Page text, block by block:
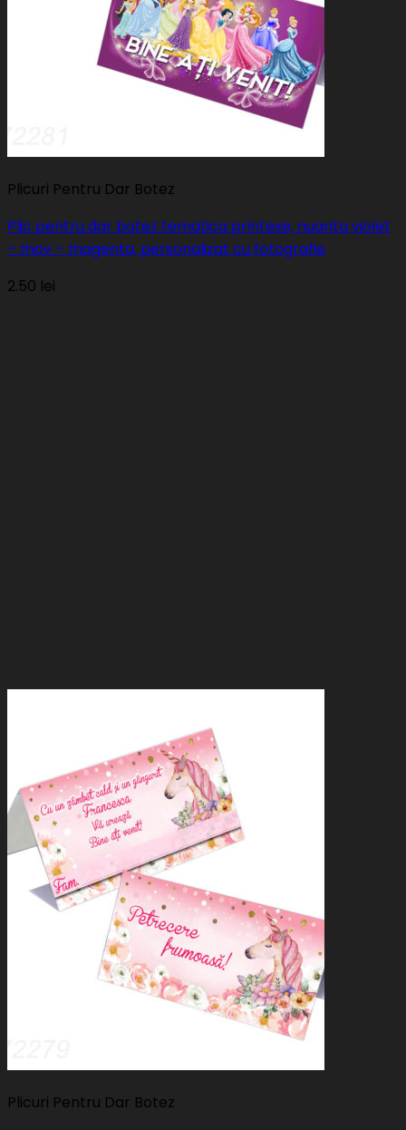
Plicuri Pentru Dar Botez
Plic pentru dar botez tematica printese, nuanta violet
– mov – magenta, personalizat cu fotografie
2.50 lei
Plicuri Pentru Dar Botez